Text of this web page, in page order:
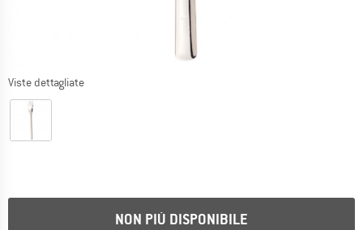
Viste dettagliate
NON PIÙ DISPONIBILE